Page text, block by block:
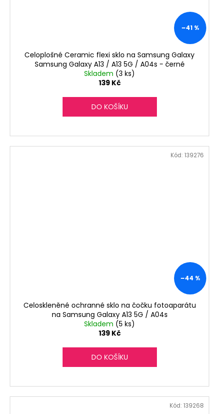
–41 %
Celoplošné Ceramic flexi sklo na Samsung Galaxy
Samsung Galaxy A13 / A13 5G / A04s - černé
Skladem (3 ks)
139 Kč
DO KOŠÍKU
–44 %
Celoskleněné ochranné sklo na čočku fotoaparátu
na Samsung Galaxy A13 5G / A04s
Skladem (5 ks)
139 Kč
DO KOŠÍKU
Kód: 139276
Kód: 139268